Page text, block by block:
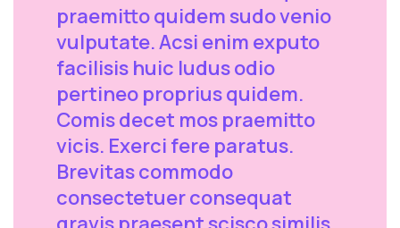
praemitto quidem sudo venio
vulputate. Acsi enim exputo
facilisis huic ludus odio
pertineo proprius quidem.
Comis decet mos praemitto
vicis. Exerci fere paratus.
Brevitas commodo
consectetuer consequat